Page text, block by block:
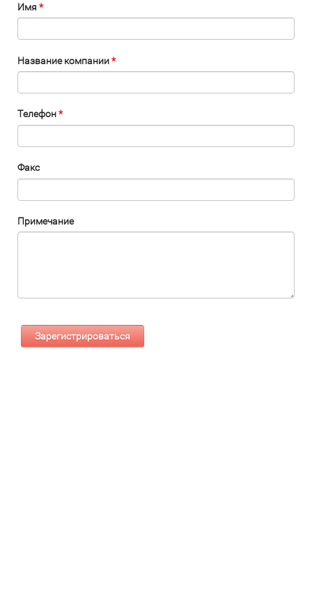
Имя*
Название компании*
Телефон*
Факс
Примечание